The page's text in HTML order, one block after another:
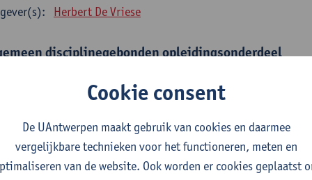
Herbert De Vriese
disciplinegebonden opleidingsonderdeel
en diversiteit
studiepunten
Remco Sleiderink
tot de algemene taalwetenschap
Cookie consent
De UAntwerpen maakt gebruik van cookies en daarmee
vergelijkbare technieken voor het functioneren, meten en
van de website. Ook worden er cookies geplaatst